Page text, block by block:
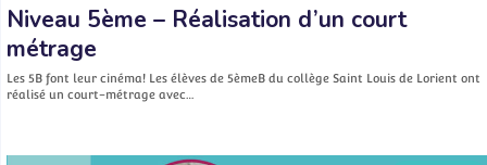
Niveau 5ème – Réalisation d’un court
métrage
Les 5B font leur cinéma! Les élèves de 5èmeB du collège Saint Louis de Lorient ont
réalisé un court-métrage avec…